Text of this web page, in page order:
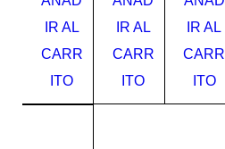
20
4x8
IR AL
CARR
ITO
IR AL
CARR
ITO
3m
m
IR AL
CARR
ITO